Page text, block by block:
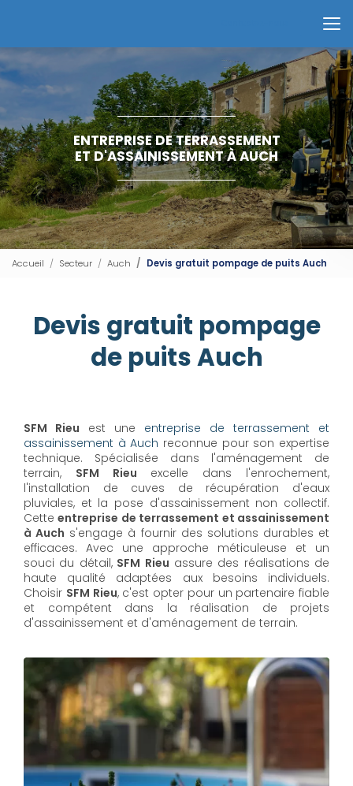
principal
ENTREPRISE DE TERRASSEMENT
ET D'ASSAINISSEMENT À AUCH
Accueil Secteur Auch Devis gratuit pompage de puits Auch
Devis gratuit pompage
de puits Auch
SFM Rieu est une entreprise de terrassement et
assainissement à Auch reconnue pour son expertise
technique. Spécialisée dans l'aménagement de
terrain, SFM Rieu excelle dans l'enrochement,
l'installation de cuves de récupération d'eaux
pluviales, et la pose d'assainissement non collectif.
Cetteentreprise de terrassement et assainissement
à Auch s'engage à fournir des solutions durables et
efficaces. Avec une approche méticuleuse et un
souci du détail,SFM Rieu assure des réalisations de
haute qualité adaptées aux besoins individuels.
Choisir SFM Rieu, c'est opter pour un partenaire fiable
et compétent dans la réalisation de projets
d'assainissement et d'aménagement de terrain.